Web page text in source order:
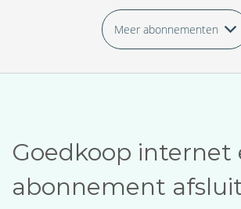
Meer abonnementen
Goedkoop internet
abonnement